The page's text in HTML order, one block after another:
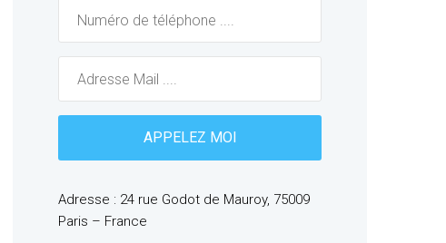
Adresse : 24 rue Godot de Mauroy, 75009
Paris – France